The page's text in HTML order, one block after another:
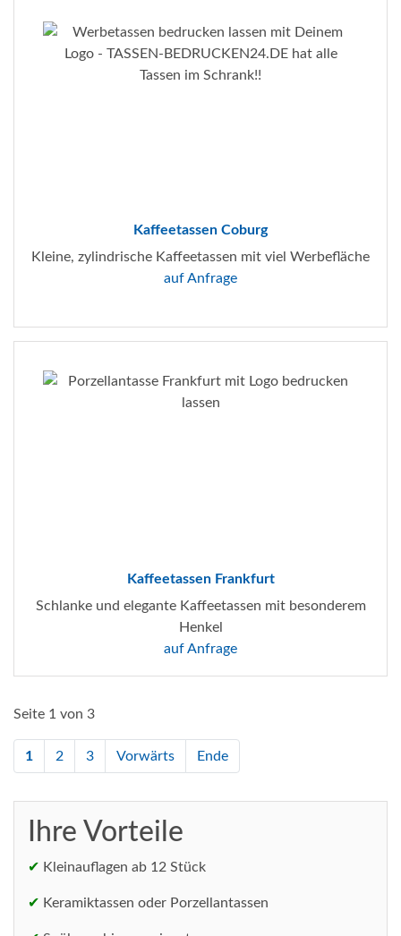
Kaffeetassen Coburg
Kleine, zylindrische Kaffeetassen mit viel Werbefläche
auf Anfrage
Kaffeetassen Frankfurt
Schlanke und elegante Kaffeetassen mit besonderem
Henkel
auf Anfrage
Seite 1 von 3
1 2 3 Vorwärts Ende
Ihre Vorteile
✔ Kleinauflagen ab 12 Stück
✔ Keramiktassen oder Porzellantassen